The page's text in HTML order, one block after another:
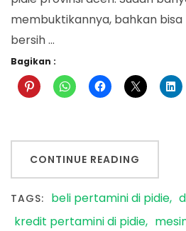
membuktikannya, bahkan
bersih …
Bagikan :
CONTINUE READING
TAGS: beli pertamini di pidie
kredit pertamini di pidie